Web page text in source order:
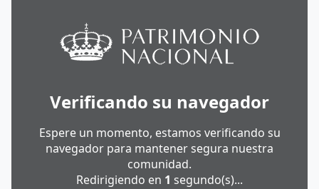
Verificando su navegador
Espere un momento, estamos verificando su
navegador para mantener segura nuestra
comunidad.
Redirigiendo en 1 segundo(s)...